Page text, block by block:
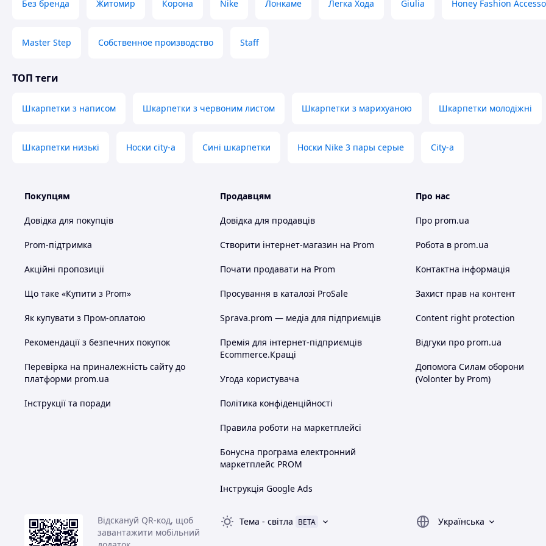
Без бренда Житомир Корона Nike Лонкаме Легка Хода Giulia Honey Fashion
Master Step Собственное производство Staff
ТОП теги
Шкарпетки з написом Шкарпетки з червоним листом Шкарпетки з марихуаною Шкарпетки молодіжні
Шкарпетки низькі Носки city-a Сині шкарпетки Носки Nike 3 пары серые City-a
Покупцям
Довідка для покупців
Prom-підтримка
Акційні пропозиції
Що таке «Купити з Prom»
Як купувати з Пром-оплатою
Рекомендації з безпечних покупок
Перевірка на приналежність сайту до
платформи prom.ua
Інструкції та поради
Продавцям
Довідка для продавців
Створити інтернет-магазин на Prom
Почати продавати на Prom
Просування в каталозі ProSale
Sprava.prom — медіа для підприємців
Премія для інтернет-підприємців
Ecommerce.Кращі
Угода користувача
Політика конфіденційності
Правила роботи на маркетплейсі
Бонусна програма електронний
маркетплейс PROM
Інструкція Google Ads
Про нас
Про prom.ua
Робота в prom.ua
Контактна інформація
Захист прав на контент
Content right protection
Відгуки про prom.ua
Допомога Силам оборони
(Volonter by Prom)
Відскануй QR-код, щоб
завантажити мобільний
Тема - світла BETA
Українська